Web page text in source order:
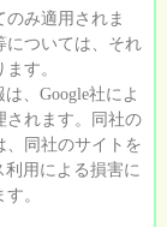
み適用されま
については、それ
す。
、Google社によ
されます。同社の
、同社のサイトを
利用による損害に
。